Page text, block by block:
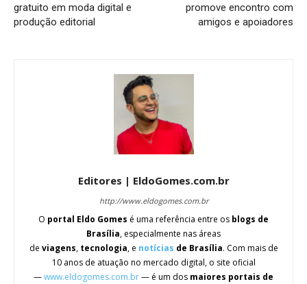
gratuito em moda digital e
produção editorial
promove encontro com
amigos e apoiadores
Editores | EldoGomes.com.br
http://www.eldogomes.com.br
O portal Eldo Gomes é uma referência entre os blogs de
Brasília, especialmente nas áreas
de viagens, tecnologia, e notícias de Brasília. Com mais de
10 anos de atuação no mercado digital, o site oficial
—www.eldogomes.com.br— é um dos maiores portais de